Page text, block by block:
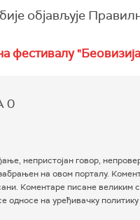
објављује
фестивалу
0
непристојан говор,
на овом порталу.
Коментаре писане великим
односе на уређивачку